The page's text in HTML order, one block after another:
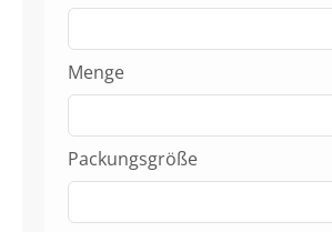
Menge
Packungsgröße